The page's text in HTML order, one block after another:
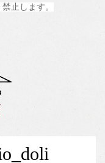
止します。